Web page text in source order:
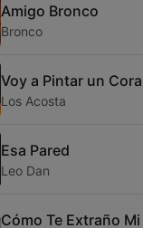
Amigo Bronco
Bronco
Voy a Pintar un
Los Acosta
Esa Pared
Leo Dan
Cómo Te Extraño